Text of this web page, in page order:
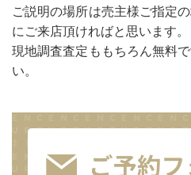
ご説明の場所は売主様ご指定
にご来店頂ければと思います。
現地調査査定ももちろん無料
い。